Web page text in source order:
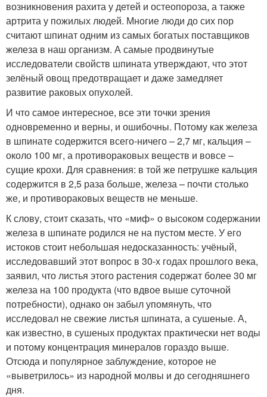
возникновения рахита у детей и остеопороза, а также
артрита у пожилых людей. Многие люди до сих пор
считают шпинат одним из самых богатых поставщиков
железа в наш организм. А самые продвинутые
исследователи свойств шпината утверждают, что этот
зелёный овощ предотвращает и даже замедляет
развитие раковых опухолей.
И что самое интересное, все эти точки зрения
одновременно и верны, и ошибочны. Потому как железа
в шпинате содержится всего-ничего – 2,7 мг, кальция –
около 100 мг, а противораковых веществ и вовсе –
сущие крохи. Для сравнения: в той же петрушке кальция
содержится в 2,5 раза больше, железа – почти столько
же, и противораковых веществ не меньше.
К слову, стоит сказать, что «миф» о высоком содержании
железа в шпинате родился не на пустом месте. У его
истоков стоит небольшая недосказанность: учёный,
исследовавший этот вопрос в 30-х годах прошлого века,
заявил, что листья этого растения содержат более 30 мг
железа на 100 продукта (что вдвое выше суточной
потребности), однако он забыл упомянуть, что
исследовал не свежие листья шпината, а сушеные. А,
как известно, в сушеных продуктах практически нет воды
и потому концентрация минералов гораздо выше.
Отсюда и популярное заблуждение, которое не
«выветрилось» из народной молвы и до сегодняшнего
дня.